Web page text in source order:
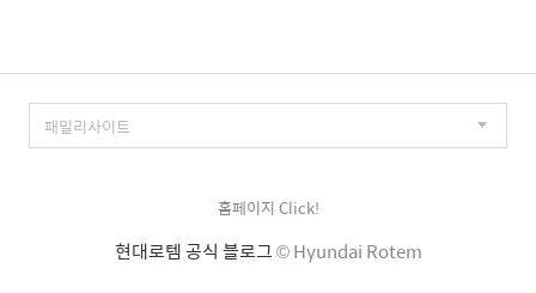
홈페이지 Click!
현대로템 공식 블로그© Hyundai Rotem